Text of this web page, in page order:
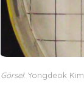
Görsel: Yongdeok Kim